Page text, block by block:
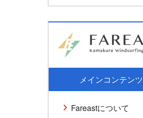
メインコンテンツ
Fareastについて